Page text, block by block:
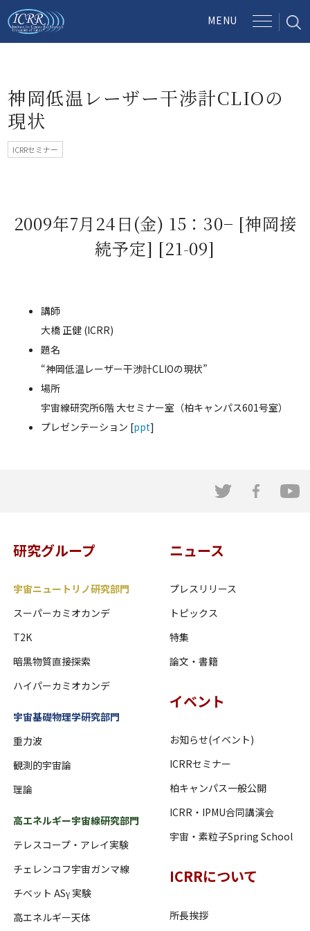
神岡低温レーザー干渉計CLIOの
現状
ICRRセミナー
2009年7月24日(金) 15：30− [神岡接
続予定] [21-09]
講師
大橋 正健 (ICRR)
題名
“神岡低温レーザー干渉計CLIOの現状”
場所
宇宙線研究所6階 大セミナー室（柏キャンパス601号室）
プレゼンテーション [ppt]
研究グループ
宇宙ニュートリノ研究部門
スーパーカミオカンデ
T2K
暗黒物質直接探索
ハイパーカミオカンデ
宇宙基礎物理学研究部門
重力波
観測的宇宙論
理論
高エネルギー宇宙線研究部門
テレスコープ・アレイ実験
チェレンコフ宇宙ガンマ線
チベット ASγ 実験
高エネルギー天体
ニュース
プレスリリース
トピックス
特集
論文・書籍
イベント
お知らせ(イベント)
ICRRセミナー
柏キャンパス一般公開
ICRR・IPMU合同講演会
宇宙・素粒子Spring School
ICRRについて
所長挨拶